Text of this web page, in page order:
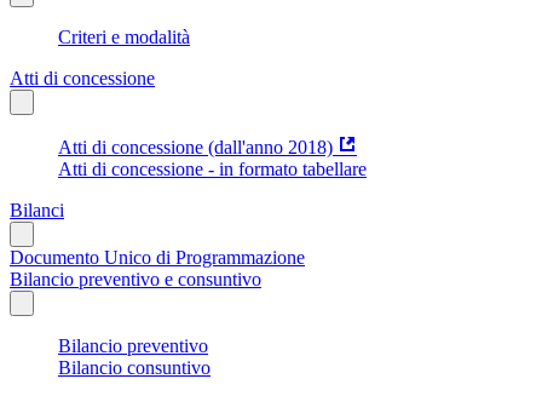
Criteri e modalità
Atti di concessione
Atti di concessione (dall'anno 2018)
Atti di concessione - in formato tabellare
Bilanci
Documento Unico di Programmazione
Bilancio preventivo e consuntivo
Bilancio preventivo
Bilancio consuntivo